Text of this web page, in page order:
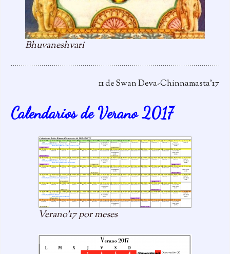
Bhuvaneshvari
11 de Swan Deva-Chinnamasta’17
Calendarios de Verano 2017
Verano’17 por meses